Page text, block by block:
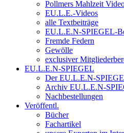
Pollmers Mahlzeit
EU.L.E.-Videos
alle Textbeiträge
EU.L.E.N-SPIEGEL-
Fremde Federn
Gewölle
exclusiver
EU.L.E.N-SPIEGEL
Der EU.L.E.N-
Archiv EU.L.E.N-
Nachbestellungen
Veröffentl.
Bücher
Fachartikel